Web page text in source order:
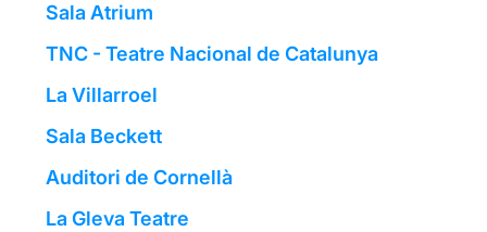
Sala Atrium
TNC - Teatre Nacional de Catalunya
La Villarroel
Sala Beckett
Auditori de Cornellà
La Gleva Teatre